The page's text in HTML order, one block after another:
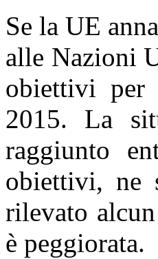
Se la UE
alle Nazioni
obiettivi per
2015. La
raggiunto
obiettivi, ne
rilevato
è peggiorata.